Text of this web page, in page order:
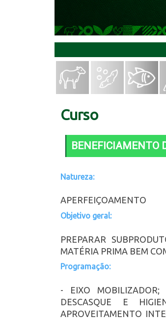
Curso
BENEFICIAMENTO
Natureza:
APERFEIÇOAMENTO
Objetivo geral:
PREPARAR
MATÉRIA PRIMA BEM
Programação:
- EIXO
DESCASQUE E
APROVEITAMENTO